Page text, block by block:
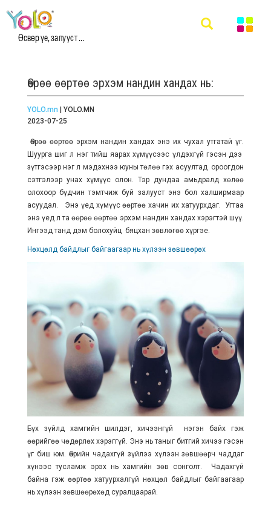
Өсвөр үе, залууст ...
Өөрөө өөртөө эрхэм нандин хандах нь:
YOLO.mn | YOLO.MN
2023-07-25
Өөрөө өөртөө эрхэм нандин хандах энэ их чухал утгатай үг.
Шуурга шиг л нэг тийш яарах хүмүүсээс үлдэхгүй гэсэн дээ
зүтгэсээр нэг л мэдэхнээ юуны төлөө гэх асуултад ороогдон
сэтгэлээр унах хүмүүс олон. Тэр дундаа амьдралд хөлөө
олохоор бүдчин тэмтчиж буй залууст энэ бол халширмаар
асуудал. Энэ үед хүмүүс өөртөө хачин их хатуурхдаг. Угтаа
энэ үед л та өөрөө өөртөө эрхэм нандин хандах хэрэгтэй шүү.
Ингээд танд дэм болохуйц бяцхан зөвлөгөө хүргэе.
Нөхцөлд байдлыг байгаагаар нь хүлээн зөвшөөрөх
Бүх зүйлд хамгийн шилдэг, хичээнгүй нэгэн байх гэж
өөрийгөө чөдөрлөх хэрэггүй. Энэ нь таныг битгий хичээ гэсэн
үг биш юм. Өөрийн чадахгүй зүйлээ хүлээн зөвшөөрч чаддаг
хүнээс тусламж эрэх нь хамгийн зөв сонголт. Чадахгүй
байна гэж өөртөө хатуурхалгүй нөхцөл байдлыг байгаагаар
нь хүлээн зөвшөөрөхөд суралцаарай.